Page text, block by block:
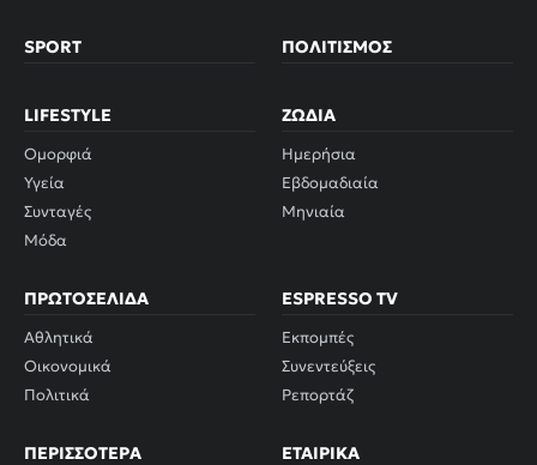
SPORT ΠΟΛΙΤΙΣΜΌΣ
LIFESTYLE
Ομορφιά
Υγεία
Συνταγές
Μόδα
ΖΏΔΙΑ
Ημερήσια
Εβδομαδιαία
Μηνιαία
ΠΡΩΤΟΣΈΛΙΔΑ
Αθλητικά
Οικονομικά
Πολιτικά
ESPRESSO TV
Εκπομπές
Συνεντεύξεις
Ρεπορτάζ
ΠΕΡΙΣΣΌΤΕΡΑ ΕΤΑΙΡΙΚΆ